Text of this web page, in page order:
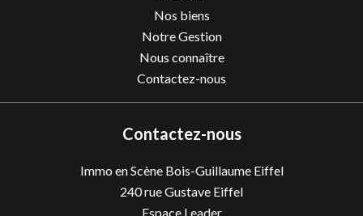
Nos biens
Notre Gestion
Nous connaître
Contactez-nous
Contactez-nous
Immo en Scène Bois-Guillaume Eiffel
240 rue Gustave Eiffel
Espace Leader